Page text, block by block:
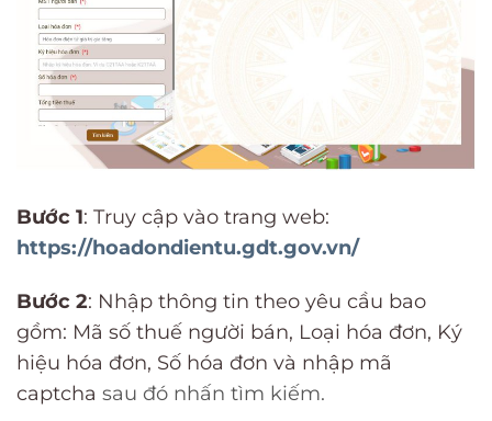
Bước 1: Truy cập vào trang web:
https://hoadondientu.gdt.gov.vn/
Bước 2: Nhập thông tin theo yêu cầu bao
gồm: Mã số thuế người bán, Loại hóa đơn, Ký
hiệu hóa đơn, Số hóa đơn và nhập mã
captcha sau đó nhấn tìm kiếm.